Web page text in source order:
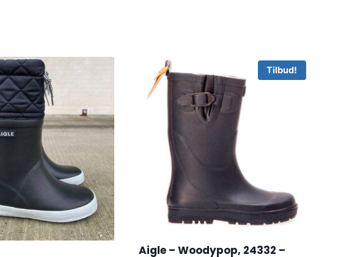
Tilbud!
Aigle – Woodypop, 24332 –